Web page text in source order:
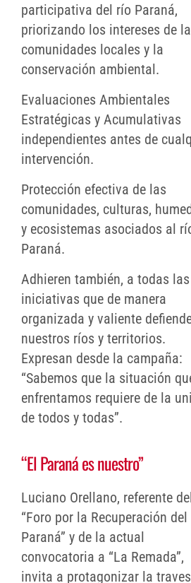
participativa del río Paraná,
priorizando los intereses de
comunidades locales y la
conservación ambiental.
Evaluaciones Ambientales
Estratégicas y Acumulativas
independientes antes de
intervención.
Protección efectiva de las
comunidades, culturas,
y ecosistemas asociados al
Paraná.
Adhieren también, a todas las
iniciativas que de manera
organizada y valiente
nuestros ríos y territorios.
Expresan desde la campaña:
“Sabemos que la situación
enfrentamos requiere de la
de todos y todas”.
“El Paraná es nuestro”
Luciano Orellano, referente del
“Foro por la Recuperación del
Paraná” y de la actual
convocatoria a “La Remada”,
invita a protagonizar la